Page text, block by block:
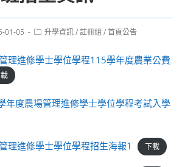
01-05
Post升學資訊 / 註冊組 / 首頁公告
理進修學士學位學程115學年度農業公費
年度農場管理進修學士學位學程考試入學
理進修學士學位學程招生海報1 下載